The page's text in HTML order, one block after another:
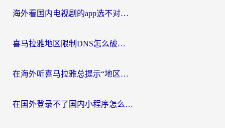
海外看国内电视剧的app选不对？这份回国加速器避坑指南帮你流畅追剧
喜马拉雅地区限制DNS怎么破？海外党听国内音乐听书的终极解决方案
在海外听喜马拉雅总提示“地区限制”？3步轻松解除+听国内音乐全攻略
在国外登录不了国内小程序怎么办？选对回国加速器，轻松解锁国内资源